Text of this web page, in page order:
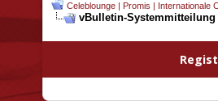
Celeblounge | Promis | Internationale
vBulletin-Systemmitteilung